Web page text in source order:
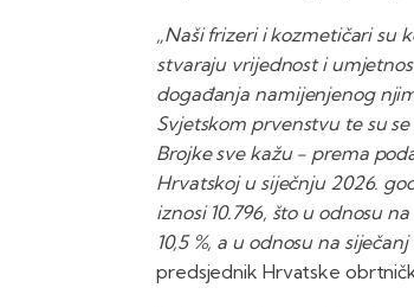
„Naši frizeri i kozmetičari su
stvaraju vrijednost i
događanja namijenjenog
Svjetskom prvenstvu te su
Brojke sve kažu - prema
Hrvatskoj u siječnju 2026.
iznosi 10.796, što u odnosu
10,5 %, a u odnosu na
predsjednik Hrvatske